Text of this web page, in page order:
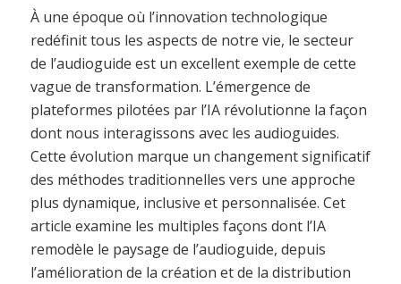
À une époque où l’innovation technologique
redéfinit tous les aspects de notre vie, le secteur
de l’audioguide est un excellent exemple de cette
vague de transformation. L’émergence de
plateformes pilotées par l’IA révolutionne la façon
dont nous interagissons avec les audioguides.
Cette évolution marque un changement significatif
des méthodes traditionnelles vers une approche
plus dynamique, inclusive et personnalisée. Cet
article examine les multiples façons dont l’IA
remodèle le paysage de l’audioguide, depuis
l’amélioration de la création et de la distribution